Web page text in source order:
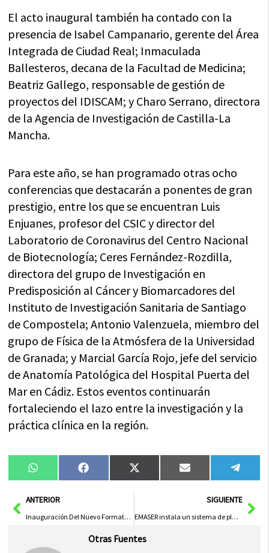
El acto inaugural también ha contado con la
presencia de Isabel Campanario, gerente del Área
Integrada de Ciudad Real; Inmaculada
Ballesteros, decana de la Facultad de Medicina;
Beatriz Gallego, responsable de gestión de
proyectos del IDISCAM; y Charo Serrano, directora
de la Agencia de Investigación de Castilla-La
Mancha.
Para este año, se han programado otras ocho
conferencias que destacarán a ponentes de gran
prestigio, entre los que se encuentran Luis
Enjuanes, profesor del CSIC y director del
Laboratorio de Coronavirus del Centro Nacional
de Biotecnología; Ceres Fernández-Rozdilla,
directora del grupo de Investigación en
Predisposición al Cáncer y Biomarcadores del
Instituto de Investigación Sanitaria de Santiago
de Compostela; Antonio Valenzuela, miembro del
grupo de Física de la Atmósfera de la Universidad
de Granada; y Marcial García Rojo, jefe del servicio
de Anatomía Patológica del Hospital Puerta del
Mar en Cádiz. Estos eventos continuarán
fortaleciendo el lazo entre la investigación y la
práctica clínica en la región.
Compartir
en
WhatsAppCompartir
en
FacebookCompartir
en
X
(Twitter)
Compartir
en
Email
en
AntANTERIOR
Inauguración Del Nuevo Formato De Microcredencial Universitaria En Bioética En Castilla-La Mancha
SIGUIENTE
EMASER instala un sistema de placas solares en la estación depuradora para reducir el consumo eléctrico
Otras Fuentes